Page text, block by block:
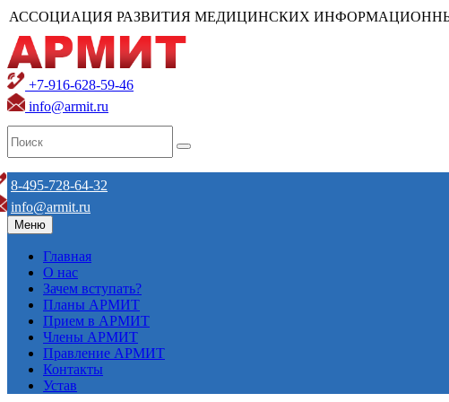
АССОЦИАЦИЯ РАЗВИТИЯ МЕДИЦИНСКИХ
+7-916-628-59-46
info@armit.ru
8-495-728-64-32
info@armit.ru
Меню
Главная
О нас
Зачем вступать?
Планы АРМИТ
Прием в АРМИТ
Члены АРМИТ
Правление АРМИТ
Контакты
Устав